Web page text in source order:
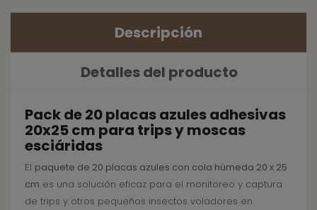
Descripción
Detalles del producto
Pack de 20 placas azules adhesivas
20x25 cm para trips y moscas
esciáridas
El paquete de 20 placas azules con cola húmeda 20 x 25
cm es una solución eficaz para el monitoreo y captura
de trips y otros pequeños insectos voladores en